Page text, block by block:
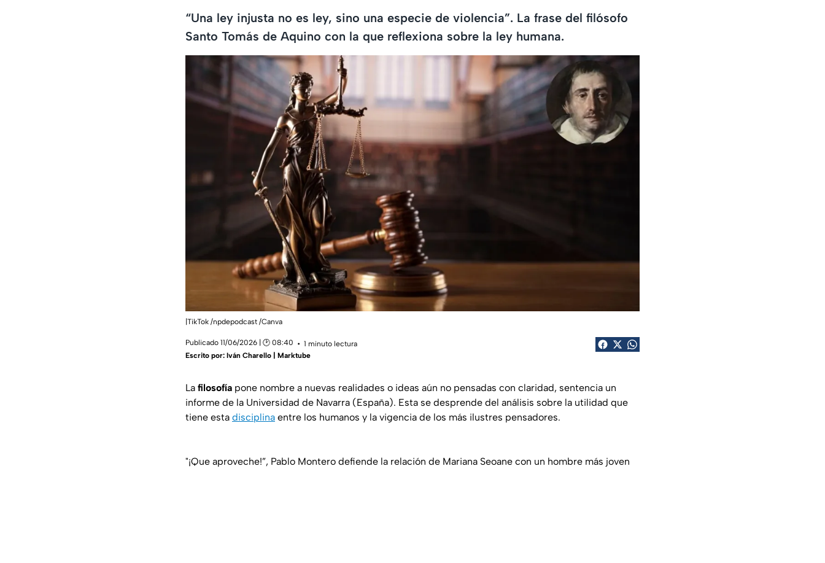
“Una ley injusta no es ley, sino una especie de violencia”. La frase del filósofo
Santo Tomás de Aquino con la que reflexiona sobre la ley humana.
|TikTok /npdepodcast /Canva
Publicado 11/06/2026 | 🕑 08:40
1 minuto lectura
Escrito por: Iván Charello | Marktube
La filosofía pone nombre a nuevas realidades o ideas aún no pensadas con claridad, sentencia un
informe de la Universidad de Navarra (España). Esta se desprende del análisis sobre la utilidad que
tiene esta disciplina entre los humanos y la vigencia de los más ilustres pensadores.
"¡Que aproveche!”, Pablo Montero defiende la relación de Mariana Seoane con un hombre más joven